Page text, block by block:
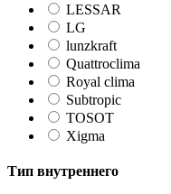
LESSAR
LG
lunzkraft
Quattroclima
Royal clima
Subtropic
TOSOT
Xigma
Тип внутреннего